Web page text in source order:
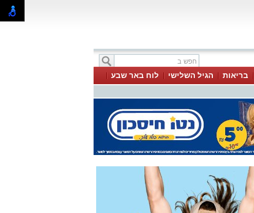
בריאות הגיל השלישי
לוח באר שבע